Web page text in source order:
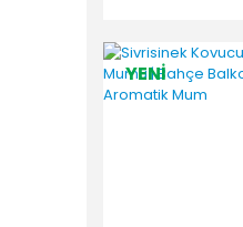
YENİ